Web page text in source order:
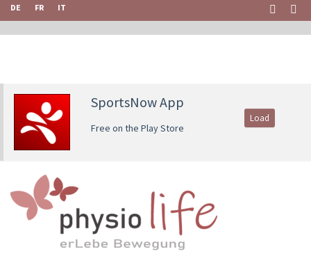
DE FR IT
SportsNow App
Free on the Play Store
Load